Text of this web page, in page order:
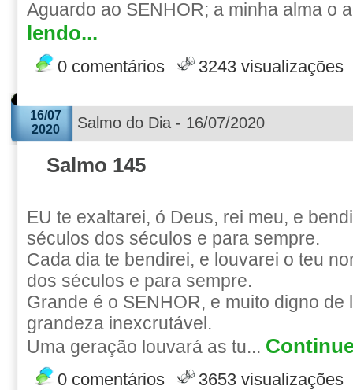
Aguardo ao SENHOR; a minha alma o
lendo...
0 comentários 3243 visualizações
16/07
2020
Salmo do Dia - 16/07/2020
Salmo 145
EU te exaltarei, ó Deus, rei meu, e
séculos dos séculos e para sempre.
Cada dia te bendirei, e louvarei o teu
dos séculos e para sempre.
Grande é o SENHOR, e muito digno de
grandeza inexcrutável.
Uma geração louvará as tu...
0 comentários 3653 visualizações